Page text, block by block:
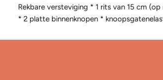
Rekbare versteviging * 1 rits van 15 cm
* 2 platte binnenknopen *